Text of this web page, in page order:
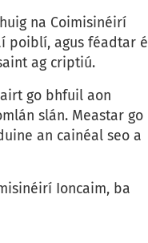
na Coimisinéirí
poiblí, agus féadtar é
ag criptiú.
go bhfuil aon
slán. Meastar go
an cainéal seo a
Ioncaim, ba